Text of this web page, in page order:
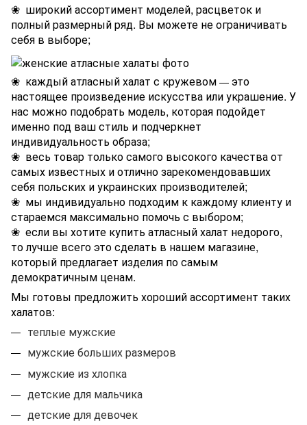
❀ широкий ассортимент моделей, расцветок и
полный размерный ряд. Вы можете не ограничивать
себя в выборе;
❀ каждый атласный халат с кружевом — это
настоящее произведение искусства или украшение. У
нас можно подобрать модель, которая подойдет
именно под ваш стиль и подчеркнет
индивидуальность образа;
❀ весь товар только самого высокого качества от
самых известных и отлично зарекомендовавших
себя польских и украинских производителей;
❀ мы индивидуально подходим к каждому клиенту и
стараемся максимально помочь с выбором;
❀ если вы хотите купить атласный халат недорого,
то лучше всего это сделать в нашем магазине,
который предлагает изделия по самым
демократичным ценам.
Мы готовы предложить хороший ассортимент таких
халатов:
теплые мужские
мужские больших размеров
мужские из хлопка
детские для мальчика
детские для девочек